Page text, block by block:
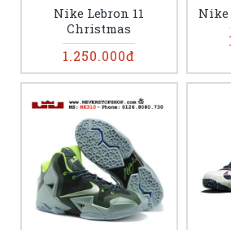
Nike Lebron 11
Christmas
1.250.000đ
Nike